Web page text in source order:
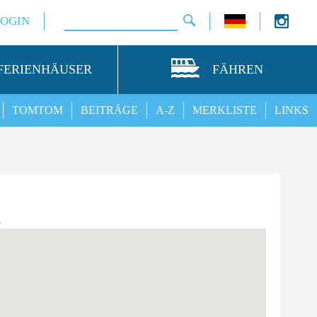
FÄHREN
LINKS
MERKLISTE
A-Z
BEITRÄGE
TOMTOM